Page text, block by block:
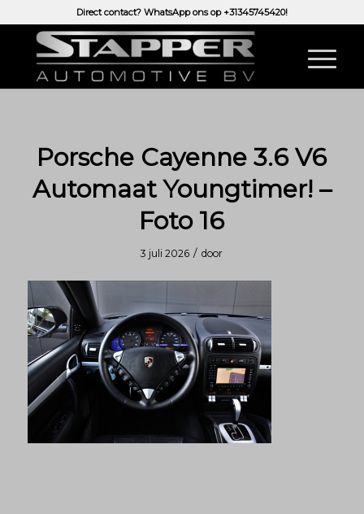
Direct contact? WhatsApp ons op +31345745420!
Porsche Cayenne 3.6 V6
Automaat Youngtimer! –
Foto 16
3 juli 2026 / door